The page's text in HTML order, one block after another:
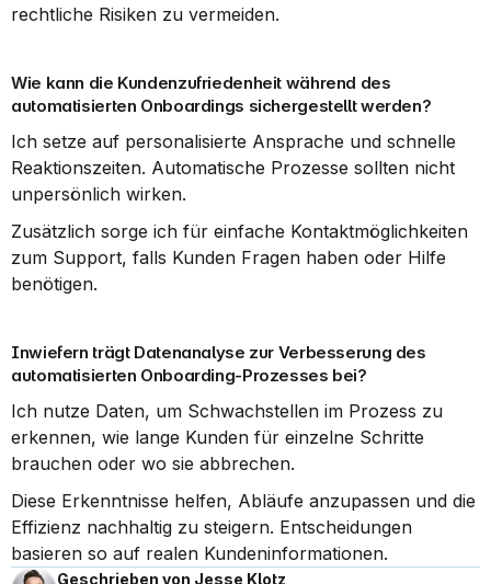
rechtliche Risiken zu vermeiden.
Wie kann die Kundenzufriedenheit während des
automatisierten Onboardings sichergestellt werden?
Ich setze auf personalisierte Ansprache und schnelle
Reaktionszeiten. Automatische Prozesse sollten nicht
unpersönlich wirken.
Zusätzlich sorge ich für einfache Kontaktmöglichkeiten
zum Support, falls Kunden Fragen haben oder Hilfe
benötigen.
Inwiefern trägt Datenanalyse zur Verbesserung des
automatisierten Onboarding-Prozesses bei?
Ich nutze Daten, um Schwachstellen im Prozess zu
erkennen, wie lange Kunden für einzelne Schritte
brauchen oder wo sie abbrechen.
Diese Erkenntnisse helfen, Abläufe anzupassen und die
Effizienz nachhaltig zu steigern. Entscheidungen
basieren so auf realen Kundeninformationen.
Geschrieben von Jesse Klotz